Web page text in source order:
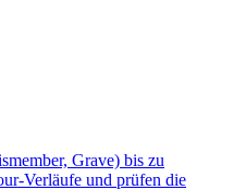
Grave) bis zu
Verläufe und prüfen die